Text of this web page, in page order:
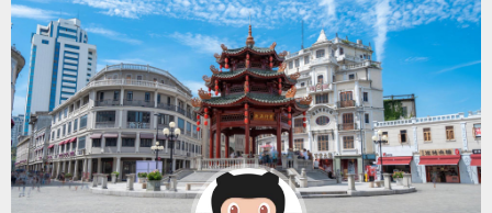
优秀个人博客
省钱帮
ChatGPT